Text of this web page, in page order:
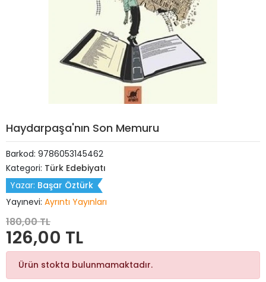
Haydarpaşa'nın Son Memuru
Barkod: 9786053145462
Kategori: Türk Edebiyatı
Yazar: Başar Öztürk
Yayınevi: Ayrıntı Yayınları
180,00 TL
126,00 TL
Ürün stokta bulunmamaktadır.